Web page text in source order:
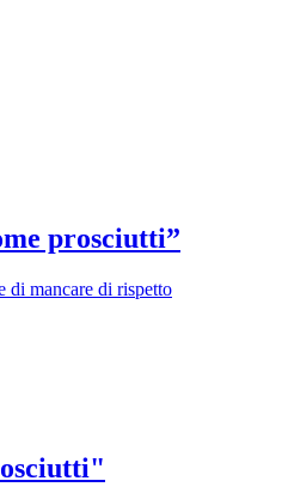
prosciutti”
di mancare di rispetto